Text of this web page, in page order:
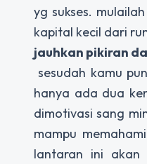
yg sukses.
kapital kecil dari
jauhkan pikiran
sesudah kamu
hanya ada dua
dimotivasi sang
mampu
lantaran ini akan